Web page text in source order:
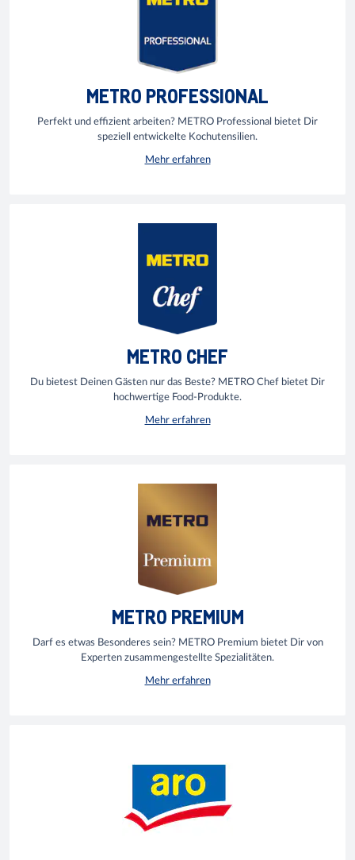
METRO PROFESSIONAL
Perfekt und effizient arbeiten? METRO Professional bietet Dir
speziell entwickelte Kochutensilien.
Mehr erfahren
METRO CHEF
Du bietest Deinen Gästen nur das Beste? METRO Chef bietet Dir
hochwertige Food-Produkte.
Mehr erfahren
METRO PREMIUM
Darf es etwas Besonderes sein? METRO Premium bietet Dir von
Experten zusammengestellte Spezialitäten.
Mehr erfahren